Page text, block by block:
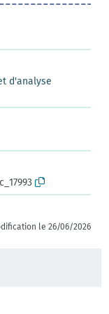
d'analyse
le 26/06/2026